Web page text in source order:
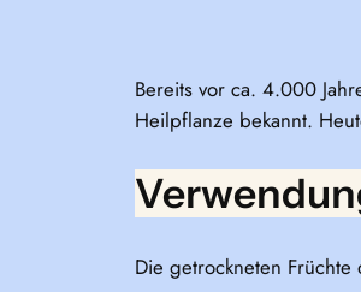
Bereits vor ca. 4.000
Heilpflanze bekannt.
Die getrockneten